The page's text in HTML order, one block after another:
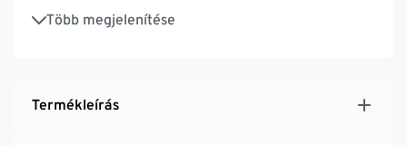
Több megjelenítése
Oldalhossz: kb. 41,5 cm
A termék fő anyaga Global Recycle Standard
önkéntes alapon működő, független harmadik fél
Termékleírás